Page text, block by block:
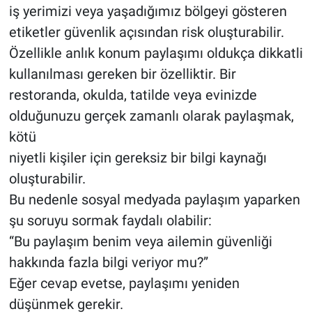
iş yerimizi veya yaşadığımız bölgeyi gösteren
etiketler güvenlik açısından risk oluşturabilir.
Özellikle anlık konum paylaşımı oldukça dikkatli
kullanılması gereken bir özelliktir. Bir
restoranda, okulda, tatilde veya evinizde
olduğunuzu gerçek zamanlı olarak paylaşmak,
kötü
niyetli kişiler için gereksiz bir bilgi kaynağı
oluşturabilir.
Bu nedenle sosyal medyada paylaşım yaparken
şu soruyu sormak faydalı olabilir:
“Bu paylaşım benim veya ailemin güvenliği
hakkında fazla bilgi veriyor mu?”
Eğer cevap evetse, paylaşımı yeniden
düşünmek gerekir.